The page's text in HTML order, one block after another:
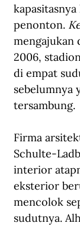
penonton.
mengajukan
2006,
di empat
sebelumnya
tersambung.
Firma
Schulte-
interior
eksterior
mencolok
sudutnya.